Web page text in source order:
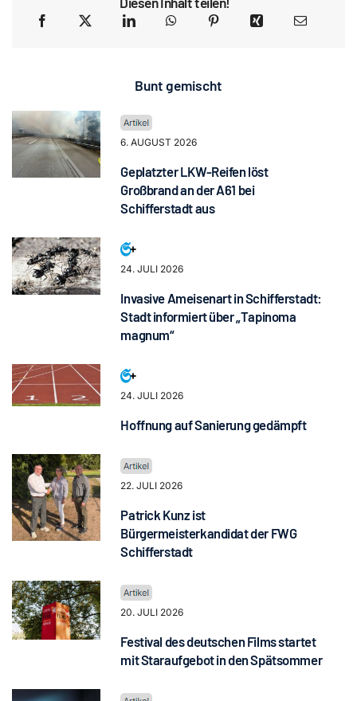
Bunt gemischt
6. AUGUST 2026
Geplatzter LKW-Reifen löst
Großbrand an der A61 bei
Schifferstadt aus
24. JULI 2026
Invasive Ameisenart in Schifferstadt:
Stadt informiert über „Tapinoma
magnum“
24. JULI 2026
Hoffnung auf Sanierung gedämpft
22. JULI 2026
Patrick Kunz ist
Bürgermeisterkandidat der FWG
Schifferstadt
20. JULI 2026
Festival des deutschen Films startet
mit Staraufgebot in den Spätsommer